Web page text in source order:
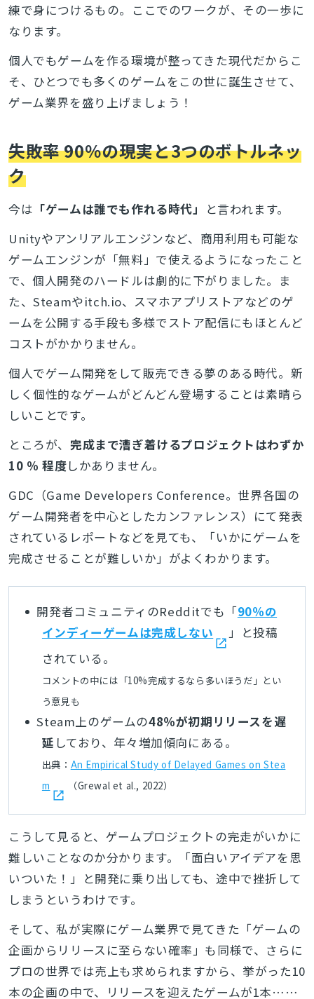
練で身につけるもの。ここでのワークが、その一歩に
なります。
個人でもゲームを作る環境が整ってきた現代だからこ
そ、ひとつでも多くのゲームをこの世に誕生させて、
ゲーム業界を盛り上げましょう！
失敗率 90％の現実と3つのボトルネッ
ク
今は 「ゲームは誰でも作れる時代」
と言われます。
Unityやアンリアルエンジンなど、商用利用も可能な
ゲームエンジンが「無料」で使えるようになったこと
で、個人開発のハードルは劇的に下がりました。ま
た、Steamやitch.io、スマホアプリストアなどのゲ
ームを公開する手段も多様でストア配信にもほとんど
コストがかかりません。
個人でゲーム開発をして販売できる夢のある時代。新
しく個性的なゲームがどんどん登場することは素晴ら
しいことです。
ところが、 完成まで漕ぎ着けるプロジェクトはわずか
10 ％ 程度しかありません。
GDC（Game Developers Conference。世界各国の
ゲーム開発者を中心としたカンファレンス）にて発表
されているレポートなどを見ても、「いかにゲームを
完成させることが難しいか」がよくわかります。
開発者コミュニティのRedditでも「90％の
インディーゲームは完成しない
」と投稿
されている。
コメントの中には「10%完成するなら多いほうだ」とい
う意見も
Steam上のゲームの48％が初期リリースを遅
延 しており、年々増加傾向にある。
出典： An Empirical Study of Delayed Games on Stea
m
（Grewal et al., 2022）
こうして見ると、ゲームプロジェクトの完走がいかに
難しいことなのか分かります。「面白いアイデアを思
いついた！」と開発に乗り出しても、途中で挫折して
しまうというわけです。
そして、私が実際にゲーム業界で見てきた「ゲームの
企画からリリースに至らない確率」も同様で、さらに
プロの世界では売上も求められますから、挙がった10
本の企画の中で、リリースを迎えたゲームが1本……